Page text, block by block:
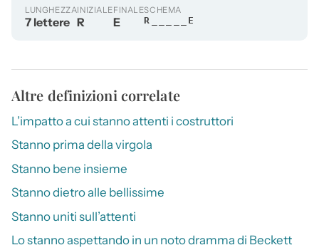
LUNGHEZZA
7 lettere
INIZIALE
R
FINALE
E
SCHEMA
R_____E
Altre definizioni correlate
L’impatto a cui stanno attenti i costruttori
Stanno prima della virgola
Stanno bene insieme
Stanno dietro alle bellissime
Stanno uniti sull’attenti
Lo stanno aspettando in un noto dramma di Beckett